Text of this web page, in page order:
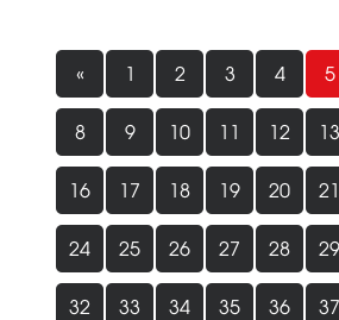
« 1 2 3 4 5
8 9 10 11 12 13
16 17 18 19 20 21
24 25 26 27 28 29
32 33 34 35 36 37